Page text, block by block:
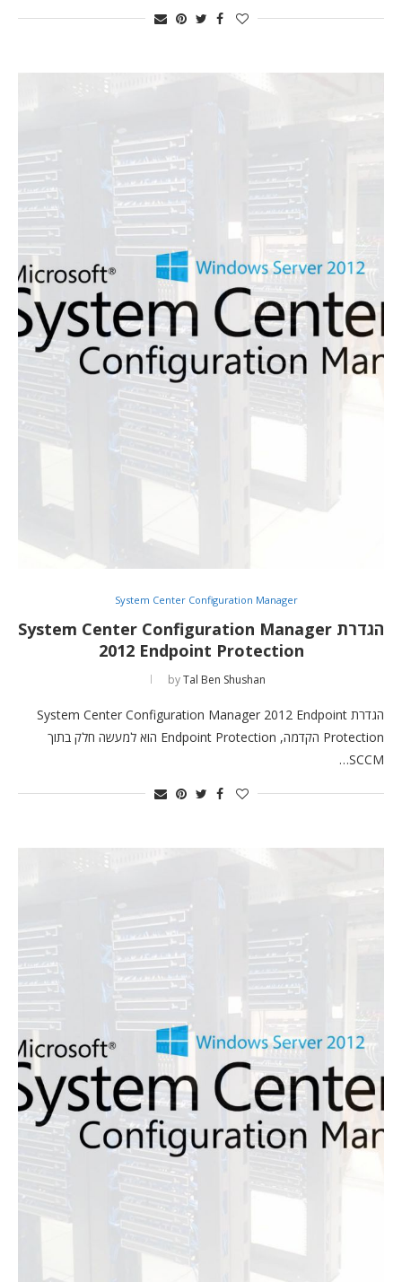
System Center Configuration Manager
הגדרת System Center Configuration Manager
2012 Endpoint Protection
byTal Ben Shushan
הגדרת System Center Configuration Manager 2012 Endpoint
Protection הקדמה, Endpoint Protection הוא למעשה חלק בתוך
SCCM…